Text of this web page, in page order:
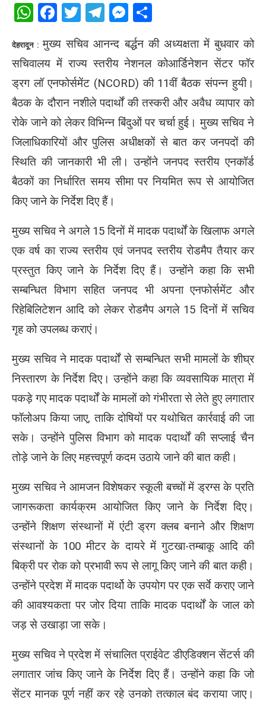
WhatsApp
Facebook
Twitter
Telegram
Messenger
देहरादून : मुख्य सचिव आनन्द बर्द्धन की अध्यक्षता में बुधवार को
सचिवालय में राज्य स्तरीय नेशनल कोआर्डिनेशन सेंटर फॉर
ड्रग लॉ एनफोर्समेंट (NCORD) की 11वीं बैठक संपन्न हुयी।
बैठक के दौरान नशीले पदार्थों की तस्करी और अवैध व्यापार को
रोके जाने को लेकर विभिन्न बिंदुओं पर चर्चा हुई। मुख्य सचिव ने
जिलाधिकारियों और पुलिस अधीक्षकों से बात कर जनपदों की
स्थिति की जानकारी भी ली। उन्होंने जनपद स्तरीय एनकॉर्ड
बैठकों का निर्धारित समय सीमा पर नियमित रूप से आयोजित
किए जाने के निर्देश दिए हैं।
मुख्य सचिव ने अगले 15 दिनों में मादक पदार्थों के खिलाफ अगले
एक वर्ष का राज्य स्तरीय एवं जनपद स्तरीय रोडमैप तैयार कर
प्रस्तुत किए जाने के निर्देश दिए हैं। उन्होंने कहा कि सभी
सम्बन्धित विभाग सहित जनपद भी अपना एनफोर्समेंट और
रिहेबिलिटेशन आदि को लेकर रोडमैप अगले 15 दिनों में सचिव
गृह को उपलब्ध कराएं।
मुख्य सचिव ने मादक पदार्थों से सम्बन्धित सभी मामलों के शीघ्र
निस्तारण के निर्देश दिए। उन्होंने कहा कि व्यवसायिक मात्रा में
पकड़े गए मादक पदार्थों के मामलों को गंभीरता से लेते हुए लगातार
फॉलोअप किया जाए, ताकि दोषियों पर यथोचित कार्रवाई की जा
सके। उन्होंने पुलिस विभाग को मादक पदार्थों की सप्लाई चैन
तोड़े जाने के लिए महत्त्वपूर्ण कदम उठाये जाने की बात कही।
मुख्य सचिव ने आमजन विशेषकर स्कूली बच्चों में ड्रग्स के प्रति
जागरूकता कार्यक्रम आयोजित किए जाने के निर्देश दिए।
उन्होंने शिक्षण संस्थानों में एंटी ड्रग क्लब बनाने और शिक्षण
संस्थानों के 100 मीटर के दायरे में गुटखा-तम्बाकू आदि की
बिक्री पर रोक को प्रभावी रूप से लागू किए जाने की बात कही।
उन्होंने प्रदेश में मादक पदार्थो के उपयोग पर एक सर्वे कराए जाने
की आवश्यकता पर जोर दिया ताकि मादक पदार्थों के जाल को
जड़ से उखाड़ा जा सके।
मुख्य सचिव ने प्रदेश में संचालित प्राईवेट डीएडिक्शन सेंटर्स की
लगातार जांच किए जाने के निर्देश दिए हैं। उन्होंने कहा कि जो
सेंटर मानक पूर्ण नहीं कर रहे उनको तत्काल बंद कराया जाए।